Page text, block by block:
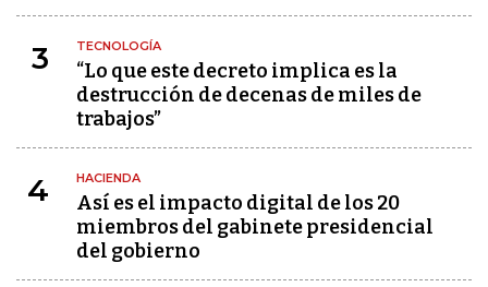
3 TECNOLOGÍA
“Lo que este decreto implica es la
destrucción de decenas de miles de
trabajos”
4 HACIENDA
Así es el impacto digital de los 20
miembros del gabinete presidencial
del gobierno